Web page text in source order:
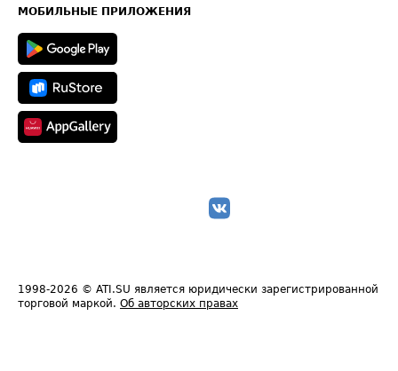
Техническая информация
МОБИЛЬНЫЕ ПРИЛОЖЕНИЯ
1998-2026 © ATI.SU является юридически зарегистрированной
торговой маркой. Об авторских правах